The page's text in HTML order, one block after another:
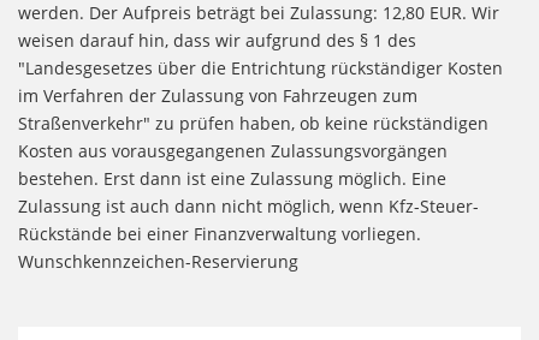
werden. Der Aufpreis beträgt bei Zulassung: 12,80 EUR. Wir
weisen darauf hin, dass wir aufgrund des § 1 des
"Landesgesetzes über die Entrichtung rückständiger Kosten
im Verfahren der Zulassung von Fahrzeugen zum
Straßenverkehr" zu prüfen haben, ob keine rückständigen
Kosten aus vorausgegangenen Zulassungsvorgängen
bestehen. Erst dann ist eine Zulassung möglich. Eine
Zulassung ist auch dann nicht möglich, wenn Kfz-Steuer-
Rückstände bei einer Finanzverwaltung vorliegen.
Wunschkennzeichen-Reservierung